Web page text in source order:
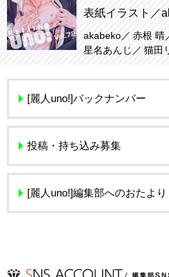
表紙イラスト／
akabeko 赤根 晴
星名あんじ
猫田
[麗人uno!]バックナンバー
投稿・持ち込み募集
[麗人uno!]編集部へのおたより